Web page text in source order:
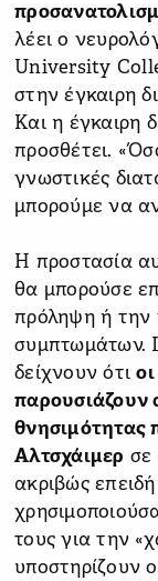
λέει ο
University
στην έγκαιρη
Και η έγκαιρη
προσθέτει.
γνωστικές
μπορούμε να
Η προστασία
θα μπορούσε
πρόληψη ή την
συμπτωμάτων.
δείχνουν ότι
παρουσιάζουν
θνησιμότητας
Αλτσχάιμερ σε
ακριβώς
τους για την
υποστηρίζουν